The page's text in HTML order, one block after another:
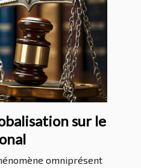
sur le
omniprésent